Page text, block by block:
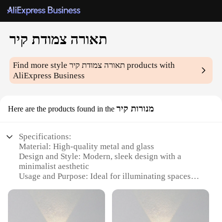
תאורה צמודת קיר
Find more styleתאורה צמודת קיר products with
AliExpress Business
Here are the products found in the מנורות קיר
Specifications:
Material: High-quality metal and glass
Design and Style: Modern, sleek design with a
minimalist aesthetic
Usage and Purpose: Ideal for illuminating spaces
Performance and Property: Energy-efficient LED
Parts and Accessories: Comes with a complete set of